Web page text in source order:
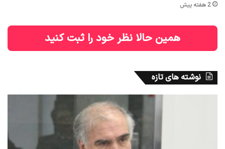
2 هفته پیش
همین حالا نظر خود را ثبت کنید
نوشته های تازه